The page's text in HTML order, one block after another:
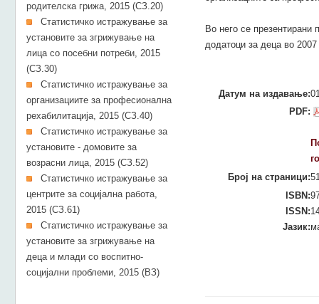
Во него се презентирани
додатоци за деца во 2007
Датум на издавање:
PDF:
Број на страници:
ISBN:
ISSN:
Јазик:
родителска грижа, 2015 (СЗ.20)
Статистичко истражување за
установите за згрижување на
лица со посебни потреби, 2015
(СЗ.30)
Статистичко истражување за
организациите за професионална
рехабилитација, 2015 (СЗ.40)
Статистичко истражување за
установите - домовите за
возрасни лица, 2015 (СЗ.52)
Статистичко истражување за
центрите за социјална работа,
2015 (СЗ.61)
Статистичко истражување за
установите за згрижување на
деца и млади со воспитно-
социјални проблеми, 2015 (ВЗ)